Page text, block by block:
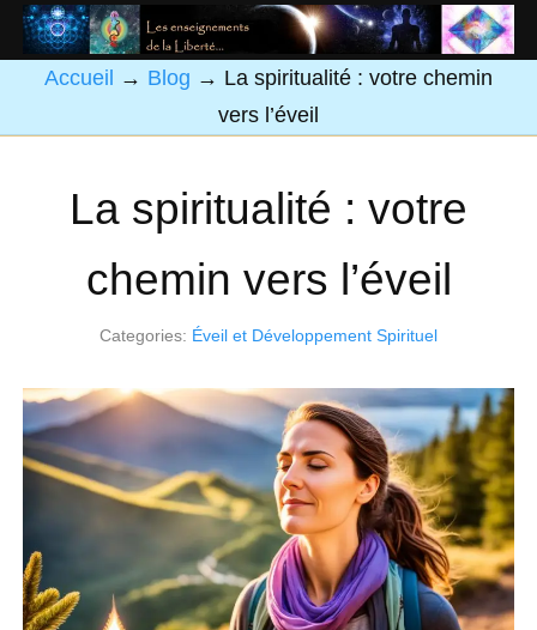
Accueil → Blog → La spiritualité : votre chemin
vers l’éveil
La spiritualité : votre
chemin vers l’éveil
Categories: Éveil et Développement Spirituel